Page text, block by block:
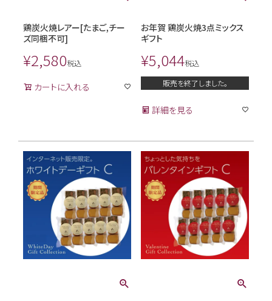
鶏炭火焼レアー[たまご,チー
ズ同梱不可]
¥2,580税込
カートに入れる
お年賀 鶏炭火焼3点ミックス
ギフト
¥5,044税込
販売を終了しました。
詳細を見る